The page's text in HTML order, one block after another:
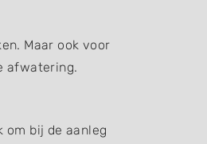
Maar ook voor
afwatering.
om bij de aanleg